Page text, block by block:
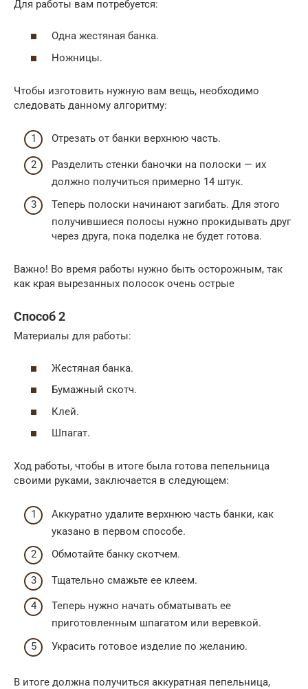
Для работы вам потребуется:
Одна жестяная банка.
Ножницы.
Чтобы изготовить нужную вам вещь, необходимо
следовать данному алгоритму:
Отрезать от банки верхнюю часть.
Разделить стенки баночки на полоски — их
должно получиться примерно 14 штук.
Теперь полоски начинают загибать. Для этого
получившиеся полосы нужно прокидывать друг
через друга, пока поделка не будет готова.
Важно! Во время работы нужно быть осторожным, так
как края вырезанных полосок очень острые
Способ 2
Материалы для работы:
Жестяная банка.
Бумажный скотч.
Клей.
Шпагат.
Ход работы, чтобы в итоге была готова пепельница
своими руками, заключается в следующем:
Аккуратно удалите верхнюю часть банки, как
указано в первом способе.
Обмотайте банку скотчем.
Тщательно смажьте ее клеем.
Теперь нужно начать обматывать ее
приготовленным шпагатом или веревкой.
Украсить готовое изделие по желанию.
В итоге должна получиться аккуратная пепельница,